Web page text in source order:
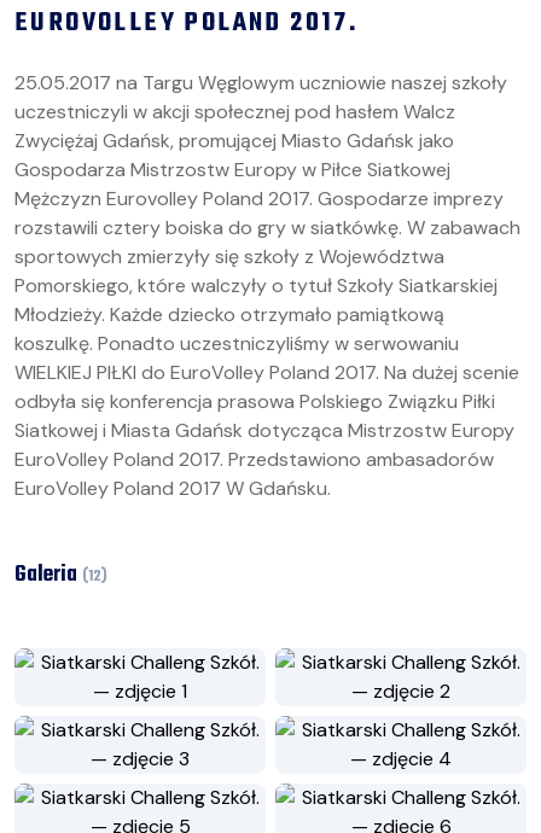
EUROVOLLEY POLAND 2017.
25.05.2017 na Targu Węglowym uczniowie naszej szkoły
uczestniczyli w akcji społecznej pod hasłem Walcz
Zwyciężaj Gdańsk, promującej Miasto Gdańsk jako
Gospodarza Mistrzostw Europy w Piłce Siatkowej
Mężczyzn Eurovolley Poland 2017. Gospodarze imprezy
rozstawili cztery boiska do gry w siatkówkę. W zabawach
sportowych zmierzyły się szkoły z Województwa
Pomorskiego, które walczyły o tytuł Szkoły Siatkarskiej
Młodzieży. Każde dziecko otrzymało pamiątkową
koszulkę. Ponadto uczestniczyliśmy w serwowaniu
WIELKIEJ PIŁKI do EuroVolley Poland 2017. Na dużej scenie
odbyła się konferencja prasowa Polskiego Związku Piłki
Siatkowej i Miasta Gdańsk dotycząca Mistrzostw Europy
EuroVolley Poland 2017. Przedstawiono ambasadorów
EuroVolley Poland 2017 W Gdańsku.
Galeria (12)